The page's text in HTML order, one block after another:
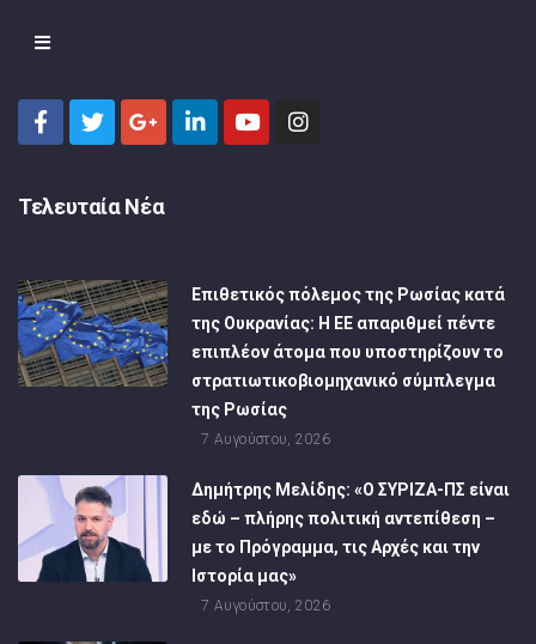
Τελευταία Νέα
Επιθετικός πόλεμος της Ρωσίας κατά
της Ουκρανίας: Η ΕΕ απαριθμεί πέντε
επιπλέον άτομα που υποστηρίζουν το
στρατιωτικοβιομηχανικό σύμπλεγμα
της Ρωσίας
7 Αυγούστου, 2026
Δημήτρης Μελίδης: «Ο ΣΥΡΙΖΑ-ΠΣ είναι
εδώ – πλήρης πολιτική αντεπίθεση –
με το Πρόγραμμα, τις Αρχές και την
Ιστορία μας»
7 Αυγούστου, 2026